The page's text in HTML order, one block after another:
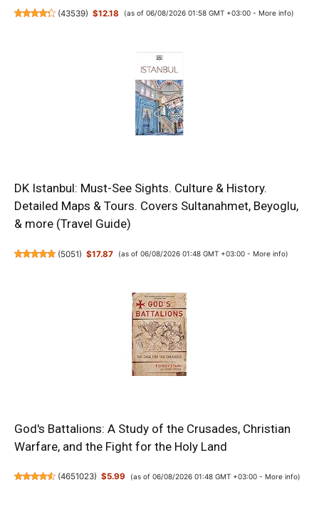
(43539) $12.18 (as of 06/08/2026 01:58 GMT +03:00 - More info)
DK Istanbul: Must-See Sights. Culture & History.
Detailed Maps & Tours. Covers Sultanahmet, Beyoglu,
& more (Travel Guide)
(5051) $17.87 (as of 06/08/2026 01:48 GMT +03:00 - More info)
God's Battalions: A Study of the Crusades, Christian
Warfare, and the Fight for the Holy Land
(4651023) $5.99 (as of 06/08/2026 01:48 GMT +03:00 - More info)